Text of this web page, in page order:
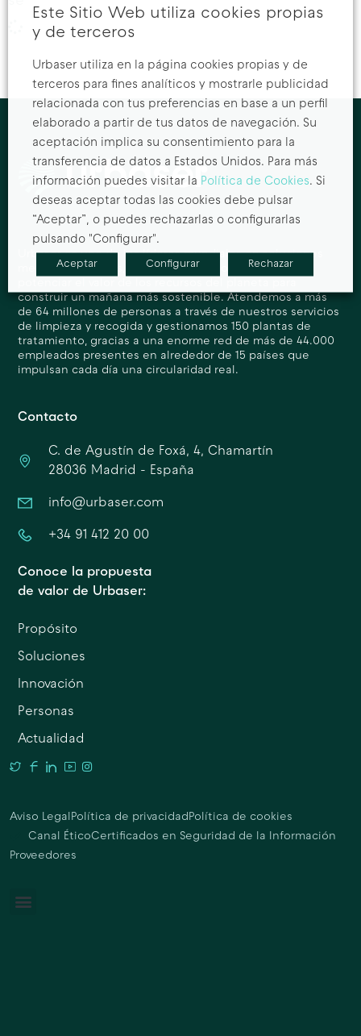
Urbaser es uno de los líderes mundiales en soluciones
medioambientales, una compañía global orientada a
construir un mañana más sostenible. Atendemos a más
de 64 millones de personas a través de nuestros servicios
de limpieza y recogida y gestionamos 150 plantas de
tratamiento, gracias a una enorme red de más de 44.000
empleados presentes en alrededor de 15 países que
impulsan cada día una circularidad real.
Contacto
C. de Agustín de Foxá, 4, Chamartín
28036 Madrid - España
info@urbaser.com
+34 91 412 20 00
Conoce la propuesta
de valor de Urbaser:
Propósito
Soluciones
Innovación
Personas
Actualidad
Aviso Legal Política de privacidad Política de cookies
Canal ÉticoCertificados en Seguridad de la Información
Proveedores
Este Sitio Web utiliza cookies propias
y de terceros
Urbaser utiliza en la página cookies propias y de
terceros para fines analíticos y mostrarle publicidad
relacionada con tus preferencias en base a un perfil
elaborado a partir de tus datos de navegación. Su
aceptación implica su consentimiento para la
transferencia de datos a Estados Unidos. Para más
información puedes visitar la Política de Cookies. Si
deseas aceptar todas las cookies debe pulsar
“Aceptar”, o puedes rechazarlas o configurarlas
pulsando "Configurar".
Aceptar Configurar Rechazar